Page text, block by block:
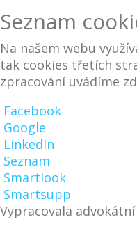
Seznam
Na našem webu
tak cookies třetích
zpracování uvádíme
Facebook
Google
LinkedIn
Seznam
Smartlook
Smartsupp
Vypracovala